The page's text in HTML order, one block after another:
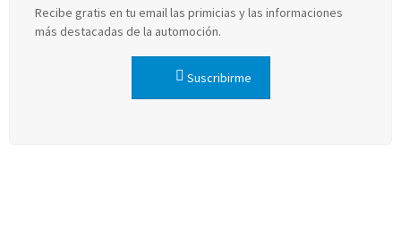
Recibe gratis en tu email las primicias y las informaciones
más destacadas de la automoción.
Suscribirme